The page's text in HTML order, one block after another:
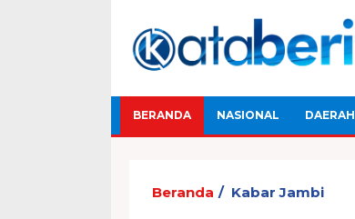
BERANDA NASIONAL DAERAH
Beranda Kabar Jambi